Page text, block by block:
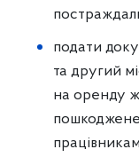
подати
та другий
на оренду